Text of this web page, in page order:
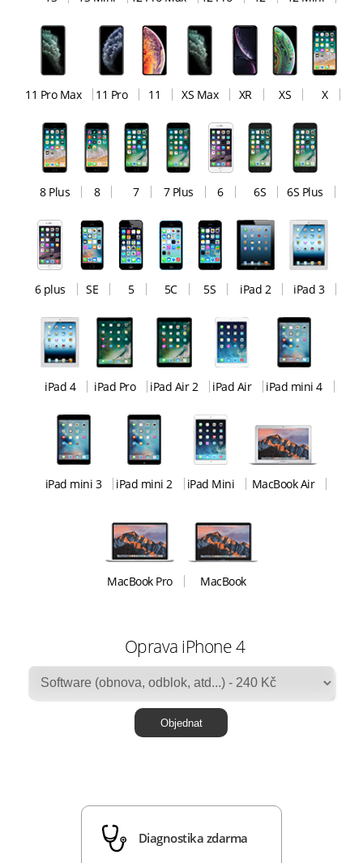
11 Pro Max 11 Pro 11 XS Max XR XS X
8 Plus 8 7 7 Plus 6 6S 6S Plus
6 plus SE 5 5C 5S iPad 2 iPad 3
iPad 4 iPad Pro iPad Air 2 iPad Air iPad mini 4
iPad mini 3 iPad mini 2 iPad Mini MacBook Air
MacBook Pro MacBook
Oprava iPhone 4
Diagnostika zdarma